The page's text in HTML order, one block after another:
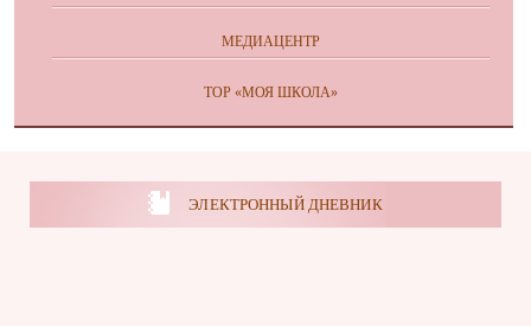
МЕДИАЦЕНТР
ТОР «МОЯ ШКОЛА»
ЭЛЕКТРОННЫЙ ДНЕВНИК